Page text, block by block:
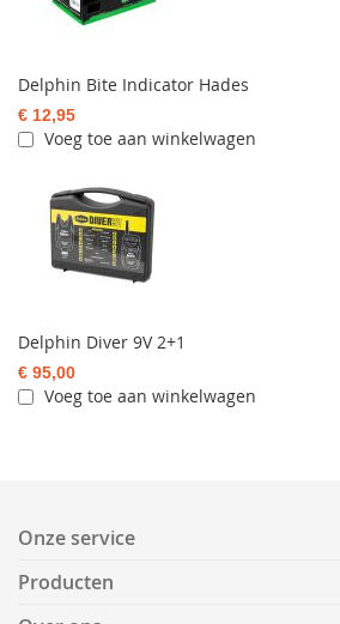
Delphin Bite Indicator Hades
€ 12,95
Voeg toe aan winkelwagen
Delphin Diver 9V 2+1
€ 95,00
Voeg toe aan winkelwagen
Onze service
Producten